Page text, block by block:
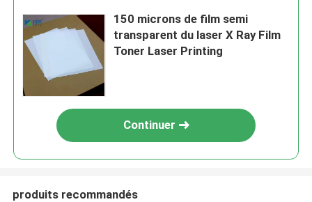
150 microns de film semi
transparent du laser X Ray Film
Toner Laser Printing
Continuer
produits recommandés